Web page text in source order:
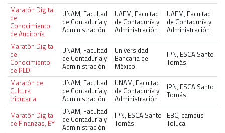
Maratón Digital
del
Conocimiento
de Auditoría
UNAM, Facultad
de Contaduría y
Administración
UAEM, Facultad
de Contaduría y
Administración
UAEM, Facultad
de Contaduría y
Administración
Maratón Digital
del
Conocimiento
de PLD
UNAM, Facultad
de Contaduría y
Administración
Universidad
Bancaria de
México
IPN, ESCA Santo
Tomás
Maratón de
Cultura
tributaria
UNAM, Facultad
de Contaduría y
Administración
UNAM, Facultad
de Contaduría y
Administración
IPN, ESCA Santo
Tomás
Maratón Digital
de Finanzas, EY
UNAM, Facultad
de Contaduría y
Administración
IPN, ESCA Santo
Tomás
EBC, campus
Toluca